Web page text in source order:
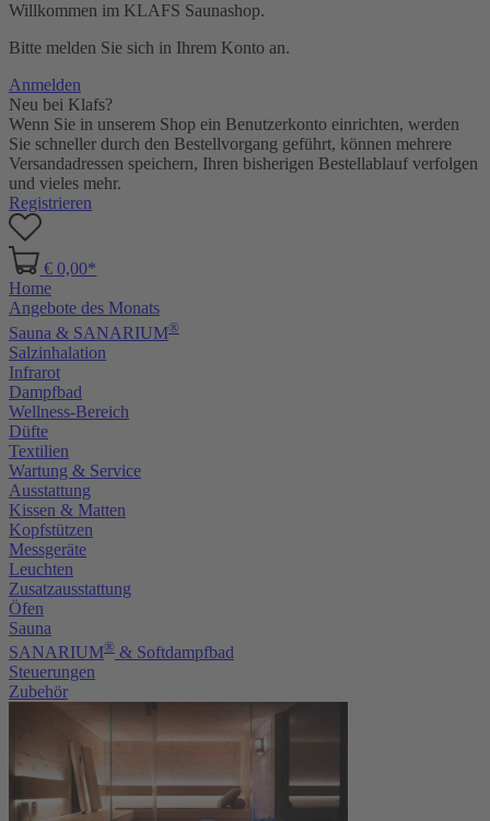
Willkommen im KLAFS Saunashop.
Bitte melden Sie sich in Ihrem Konto an.
Anmelden
Neu bei Klafs?
Wenn Sie in unserem Shop ein Benutzerkonto einrichten, werden
Sie schneller durch den Bestellvorgang geführt, können mehrere
Versandadressen speichern, Ihren bisherigen Bestellablauf verfolgen
und vieles mehr.
Registrieren
€ 0,00*
Home
Angebote des Monats
Sauna & SANARIUM®
Salzinhalation
Infrarot
Dampfbad
Wellness-Bereich
Düfte
Textilien
Wartung & Service
Ausstattung
Kissen & Matten
Kopfstützen
Messgeräte
Leuchten
Zusatzausstattung
Öfen
Sauna
SANARIUM® & Softdampfbad
Steuerungen
Zubehör